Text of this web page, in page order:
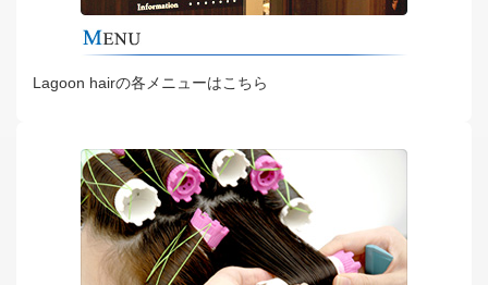
Lagoon hairの各メニューはこちら